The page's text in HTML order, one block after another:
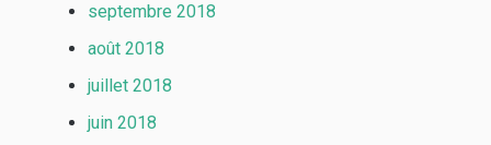
septembre 2018
août 2018
juillet 2018
juin 2018